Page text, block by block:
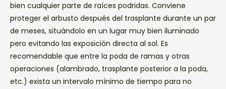
bien cualquier parte de raíces podridas. Conviene
proteger el arbusto después del trasplante durante un par
de meses, situándolo en un lugar muy bien iluminado
pero evitando las exposición directa al sol. Es
recomendable que entre la poda de ramas y otras
operaciones (alambrado, trasplante posterior a la poda,
etc.) exista un intervalo mínimo de tiempo para no